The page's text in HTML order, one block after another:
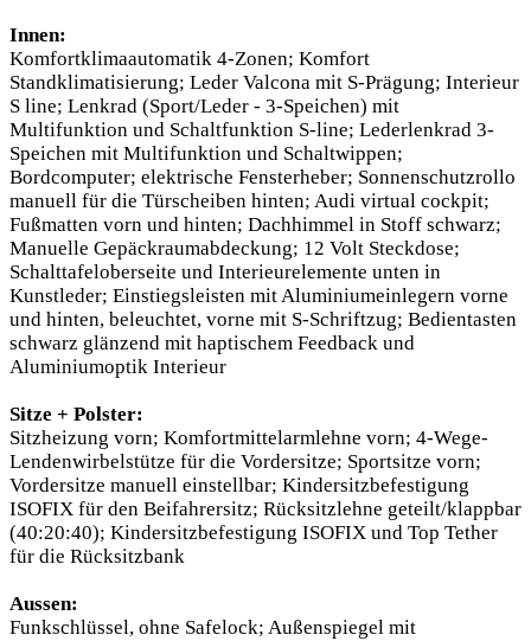
Innen:
Komfortklimaautomatik 4-Zonen; Komfort
Standklimatisierung; Leder Valcona mit S-Prägung; Interieur
S line; Lenkrad (Sport/Leder - 3-Speichen) mit
Multifunktion und Schaltfunktion S-line; Lederlenkrad 3-
Speichen mit Multifunktion und Schaltwippen;
Bordcomputer; elektrische Fensterheber; Sonnenschutzrollo
manuell für die Türscheiben hinten; Audi virtual cockpit;
Fußmatten vorn und hinten; Dachhimmel in Stoff schwarz;
Manuelle Gepäckraumabdeckung; 12 Volt Steckdose;
Schalttafeloberseite und Interieurelemente unten in
Kunstleder; Einstiegsleisten mit Aluminiumeinlegern vorne
und hinten, beleuchtet, vorne mit S-Schriftzug; Bedientasten
schwarz glänzend mit haptischem Feedback und
Aluminiumoptik Interieur
Sitze + Polster:
Sitzheizung vorn; Komfortmittelarmlehne vorn; 4-Wege-
Lendenwirbelstütze für die Vordersitze; Sportsitze vorn;
Vordersitze manuell einstellbar; Kindersitzbefestigung
ISOFIX für den Beifahrersitz; Rücksitzlehne geteilt/klappbar
(40:20:40); Kindersitzbefestigung ISOFIX und Top Tether
für die Rücksitzbank
Aussen:
Funkschlüssel, ohne Safelock; Außenspiegel mit